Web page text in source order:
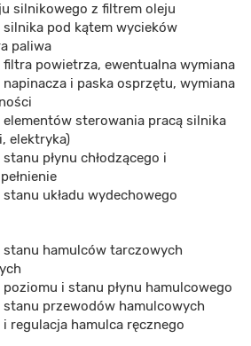
silnikowego z filtrem oleju
pod kątem wycieków
paliwa
powietrza, ewentualna wymiana
i paska osprzętu, wymiana
sterowania pracą silnika
elektryka)
płynu chłodzącego i
układu wydechowego
stanu hamulców tarczowych
i stanu płynu hamulcowego
przewodów hamulcowych
regulacja hamulca ręcznego